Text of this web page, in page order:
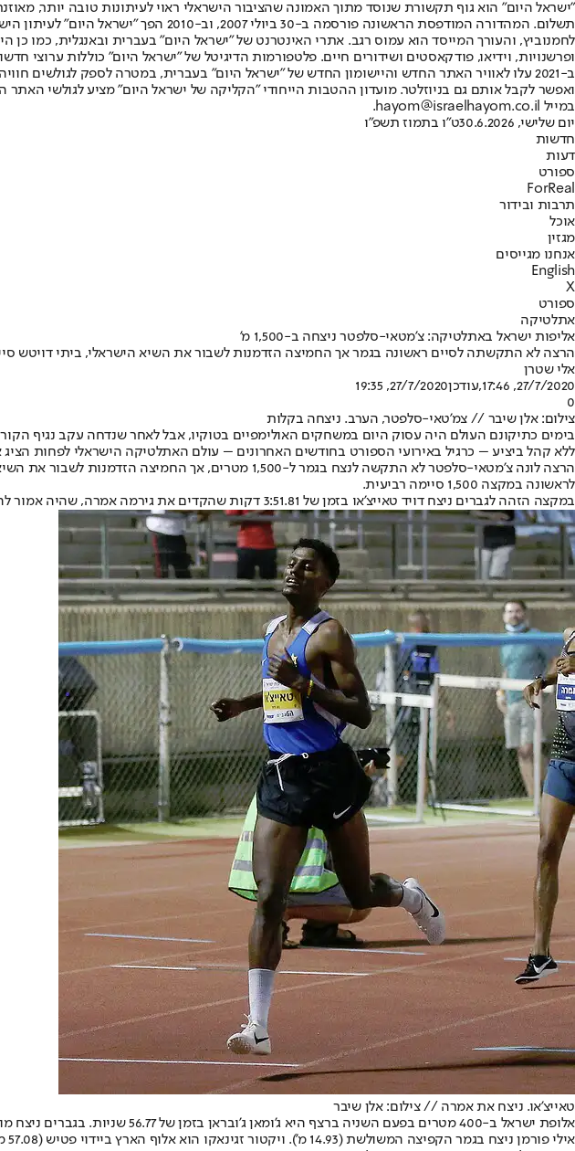
"ישראל היום" הוא גוף תקשורת שנוסד מתוך האמונה שהציבור הישראלי ראוי לעיתונות טובה יותר,
תשלום. המהדורה המודפסת הראשונה
ופרשנויות, וידיאו, פודקאסטים ושידורים חיים. פלטפורמות הדיגיטל של "ישראל היום" כוללות ערוצי
ב-2021 עלו לאוויר האתר החדש והיישומון החדש של "ישראל היום" בעברית, במטרה לספק
ואפשר לקבל אותם גם בניוזלטר. מועדון ההטבות הייחודי "הקליקה של ישראל היום" מציע לגולשי
במייל hayom@israelhayom.co.il.
יום שלישי, 30.6.2026
ט"ו בתמוז תשפ"ו
חדשות
דעות
ספורט
ForReal
תרבות ובידור
אוכל
מגזין
אנחנו מגייסים
English
X
ספורט
אתלטיקה
אליפות ישראל באתלטיקה: צ'מטאי-סלפטר ניצחה ב-1,500 מ'
הרצה לא התקשתה לסיים ראשונה בגמר אך החמיצה הזדמנות לשבור את השיא הישראלי, ביתי דויטש
אלי שטרן
27/7/2020, 17:46
,עודכן27/7/2020, 19:35
0
צילום: אלן שיבר // צמ'טאי-סלפטר, הערב. ניצחה בקלות
בימים כתיקונם העולם היה עסוק היום במשחקים האולימפיים בטוקיו, אבל לאחר שנדחה עקב נגיף
ללא קהל ביציע – כרגיל באירועי הספורט בחודשים האחרונים – עולם האתלטיקה הישראלי לפחות
לראשונה במקצה 1,500 סיימה רביעית.
במקצה הזהה לגברים ניצח דויד טאייצ'או בזמן של 3:51.81 דקות שהקדים את גירמה אמרה, שהיה אמור להיות בטוקיו ולהתחרות במרתון.
טאייצ'או. ניצח את אמרה // צילום: אלן שיבר
אלופת ישראל ב-400 מטרים בפעם השניה ברצף היא ג'ומאן ג'ובראן בזמן של 56.77 שניות. בגברים ניצח מוחמד אבו ענזה עם 48.18 שניות.
אילי פורמן ניצח בגמר הקפיצה המשולשת (14.93 מ'). ויקטור זגינאקו הוא אלוף הארץ ביידוי פטיש (57.08 מ') ובנשים יבגניה זבולוטני (55.44 מ'), אלופת ישראל בכדור ברזל היא אסטל בלאנו (13.01 מ').